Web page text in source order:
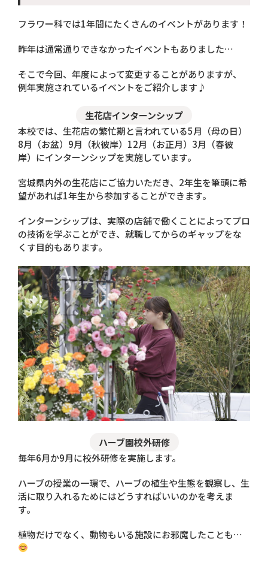
フラワー科では1年間にたくさんのイベントがあります！
昨年は通常通りできなかったイベントもありました…
そこで今回、年度によって変更することがありますが、
例年実施されているイベントをご紹介します♪
生花店インターンシップ
本校では、生花店の繁忙期と言われている5月（母の日）
8月（お盆）9月（秋彼岸）12月（お正月）3月（春彼
岸）にインターンシップを実施しています。
宮城県内外の生花店にご協力いただき、2年生を筆頭に希
望があれば1年生から参加することができます。
インターンシップは、実際の店舗で働くことによってプロ
の技術を学ぶことができ、就職してからのギャップをな
くす目的もあります。
ハーブ園校外研修
毎年6月か9月に校外研修を実施します。
ハーブの授業の一環で、ハーブの植生や生態を観察し、生
活に取り入れるためにはどうすればいいのかを考えま
す。
植物だけでなく、動物もいる施設にお邪魔したことも…